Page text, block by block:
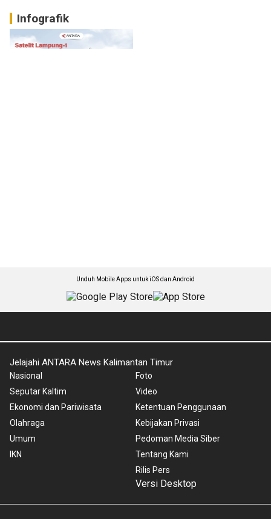
Infografik
Unduh Mobile Apps untuk iOS dan Android
Jelajahi ANTARA News Kalimantan Timur
Nasional
Seputar Kaltim
Ekonomi dan Pariwisata
Olahraga
Umum
IKN
Foto
Video
Ketentuan Penggunaan
Kebijakan Privasi
Pedoman Media Siber
Tentang Kami
Rilis Pers
Versi Desktop